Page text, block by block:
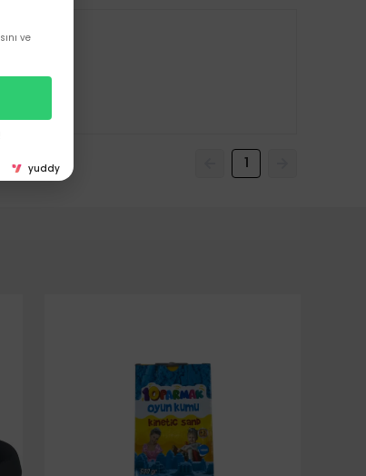
1
ve
yuddy